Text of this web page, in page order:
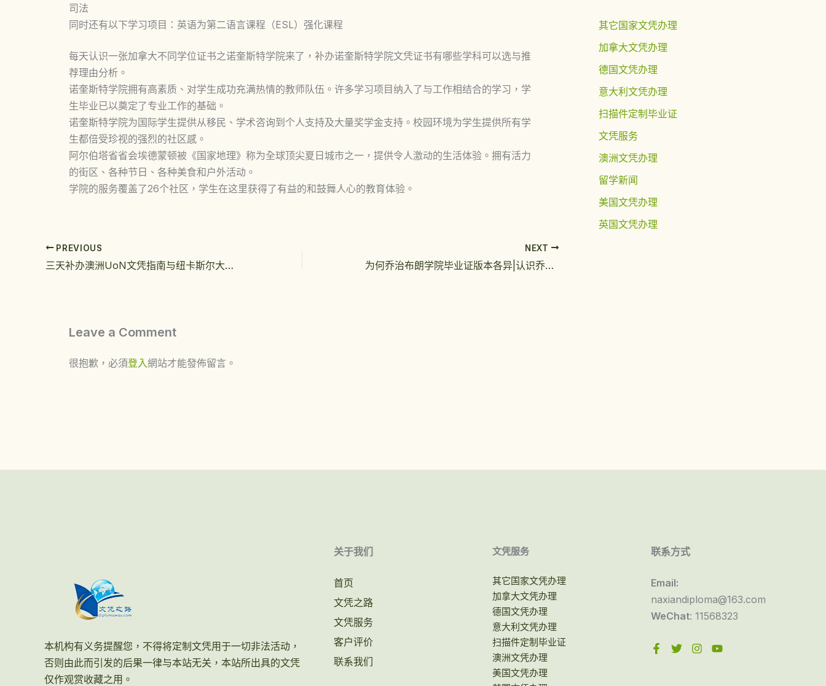
司法
同时还有以下学习项目：英语为第二语言课程（ESL）强化课程
每天认识一张加拿大不同学位证书之诺奎斯特学院来了，补办诺奎斯特学院文凭证书有哪些学科可以选与推
荐理由分析。
诺奎斯特学院拥有高素质、对学生成功充满热情的教师队伍。许多学习项目纳入了与工作相结合的学习，学
生毕业已以奠定了专业工作的基础。
诺奎斯特学院为国际学生提供从移民、学术咨询到个人支持及大量奖学金支持。校园环境为学生提供所有学
生都倍受珍视的强烈的社区感。
阿尔伯塔省省会埃德蒙顿被《国家地理》称为全球顶尖夏日城市之一，提供令人激动的生活体验。拥有活力
的街区、各种节日、各种美食和户外活动。
学院的服务覆盖了26个社区，学生在这里获得了有益的和鼓舞人心的教育体验。
PREVIOUS
三天补办澳洲UoN文凭指南与纽卡斯尔大学学位证书成品展示
NEXT
为何乔治布朗学院毕业证版本各异|认识乔治布朗学院学位证定制攻略
Leave a Comment
很抱歉，必須登入網站才能發佈留言。
其它国家文凭办理
加拿大文凭办理
德国文凭办理
意大利文凭办理
扫描件定制毕业证
文凭服务
澳洲文凭办理
留学新闻
美国文凭办理
英国文凭办理
本机构有义务提醒您，不得将定制文凭用于一切非法活动，
否则由此而引发的后果一律与本站无关，本站所出具的文凭
仅作观赏收藏之用。
关于我们
首页
文凭之路
文凭服务
客户评价
联系我们
文凭服务
其它国家文凭办理
加拿大文凭办理
德国文凭办理
意大利文凭办理
扫描件定制毕业证
澳洲文凭办理
美国文凭办理
联系方式
Email:
naxiandiploma@163.com
WeChat: 11568323